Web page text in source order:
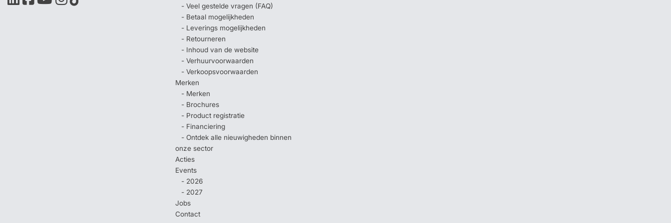
- Veel gestelde vragen (FAQ)
- Betaal mogelijkheden
- Leverings mogelijkheden
- Retourneren
- Inhoud van de website
- Verhuurvoorwaarden
- Verkoopsvoorwaarden
Merken
- Merken
- Brochures
- Product registratie
- Financiering
- Ontdek alle nieuwigheden binnen
onze sector
Acties
Events
- 2026
- 2027
Jobs
Contact